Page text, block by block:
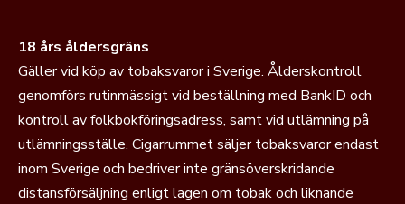
18 års åldersgräns
Gäller vid köp av tobaksvaror i Sverige. Ålderskontroll
genomförs rutinmässigt vid beställning med BankID och
kontroll av folkbokföringsadress, samt vid utlämning på
utlämningsställe. Cigarrummet säljer tobaksvaror endast
inom Sverige och bedriver inte gränsöverskridande
distansförsäljning enligt lagen om tobak och liknande